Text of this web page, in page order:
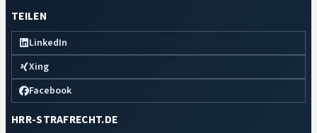
TEILEN
LinkedIn
Xing
Facebook
HRR-STRAFRECHT.DE